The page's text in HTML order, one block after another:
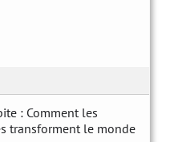
: Comment les
transforment le monde